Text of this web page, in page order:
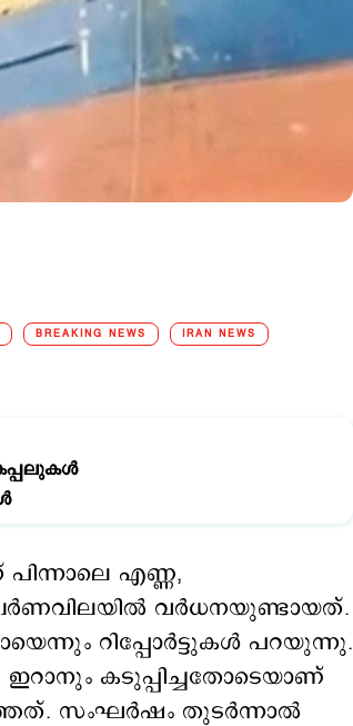
BREAKING NEWS IRAN NEWS
എണ്ണ,
വര്‍ധനയുണ്ടായത്.
റിപ്പോര്‍ട്ടുകള്‍ പറയുന്നു.
കടുപ്പിച്ചതോടെയാണ്
സംഘര്‍ഷം തുടര്‍ന്നാല്‍